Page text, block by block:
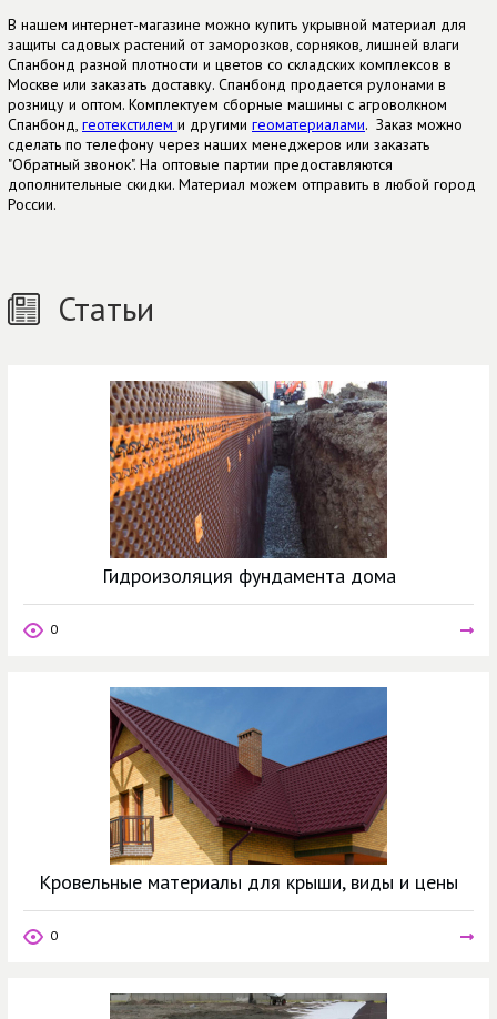
Статьи
Гидроизоляция фундамента дома
0
Кровельные материалы для крыши, виды и цены
0
В нашем интернет-магазине можно купить укрывной материал для
защиты садовых растений от заморозков, сорняков, лишней влаги
Спанбонд разной плотности и цветов со складских комплексов в
Москве или заказать доставку. Спанбонд продается рулонами в
розницу и оптом. Комплектуем сборные машины с агроволкном
Спанбонд, геотекстилем и другими геоматериалами. Заказ можно
сделать по телефону через наших менеджеров или заказать
"Обратный звонок". На оптовые партии предоставляются
дополнительные скидки. Материал можем отправить в любой город
России.